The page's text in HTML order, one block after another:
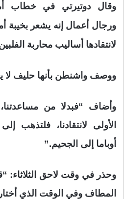
وقال دوتيرتي في خطاب
ورجال أعمال إنه يشعر بخيبة
لانتقادها أساليب محاربة
ووصف واشنطن بأنها حليف لا
وأضاف “فبدلا من
الأولى لانتقادنا، فلتذهب
أوباما إلى الجحيم.”
وحذر في وقت لاحق الثلاثاء:
المطاف وفي الوقت الذي